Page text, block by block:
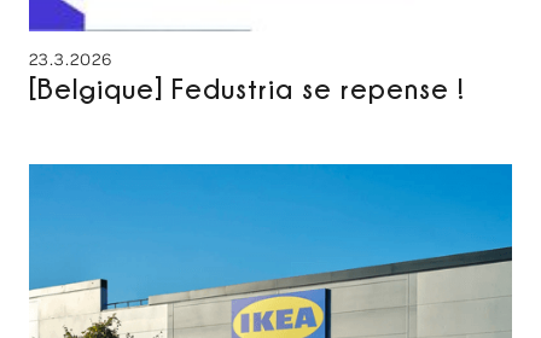
23.3.2026
[Belgique] Fedustria se repense !